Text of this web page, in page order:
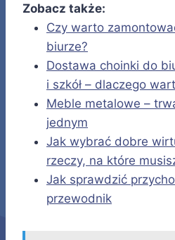
Zobacz także:
Czy warto
biurze?
Dostawa choinki do
i szkół – dlaczego
Meble metalowe –
jednym
Jak wybrać dobre
rzeczy, na które
Jak sprawdzić
przewodnik